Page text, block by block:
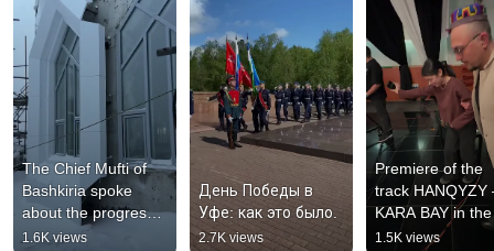
The Chief Mufti of
Bashkiria spoke
about the progress
of construction of
1.6K views
День Победы в
Уфе: как это было.
2.7K views
Premiere of the
track HANQYZY
KARA BAY in the
morning show
1.5K views